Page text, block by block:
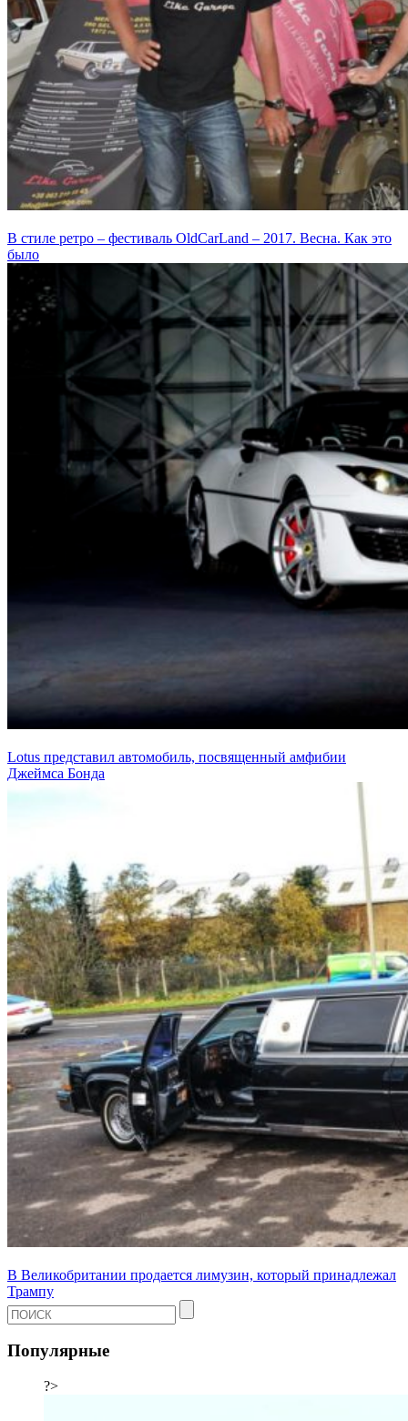
В стиле ретро – фестиваль OldCarLand – 2017. Весна. Как это
было
Lotus представил автомобиль, посвященный амфибии
Джеймса Бонда
В Великобритании продается лимузин, который принадлежал
Трампу
Популярные
?>